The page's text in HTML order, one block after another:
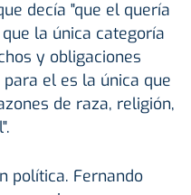
decía "que el quería
la única categoría
y obligaciones
el es la única que
de raza, religión,
política. Fernando